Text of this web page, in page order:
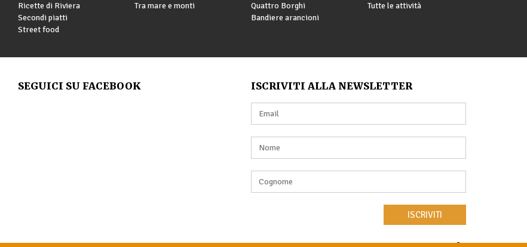
Ricette di Riviera
Secondi piatti
Street food
Tra mare e monti
Quattro Borghi
Bandiere arancioni
Tutte le attività
SEGUICI SU FACEBOOK ISCRIVITI ALLA NEWSLETTER
ISCRIVITI